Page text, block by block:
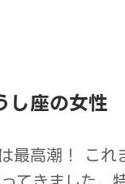
座の女性
最高潮！ これ